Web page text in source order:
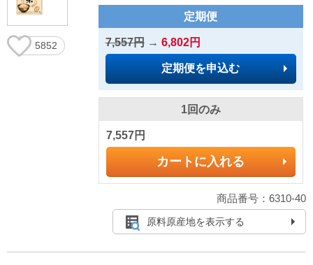
5852
定期便
7,557円→ 6,802円
定期便を申込む
1回のみ
7,557円
カートに入れる
商品番号：6310-40
原料原産地を表示する